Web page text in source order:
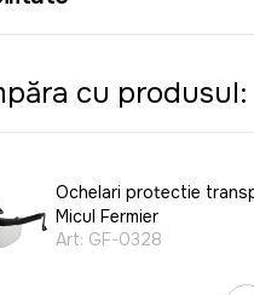
cu produsul:
Ochelari protectie
Micul Fermier
Art: GF-0328